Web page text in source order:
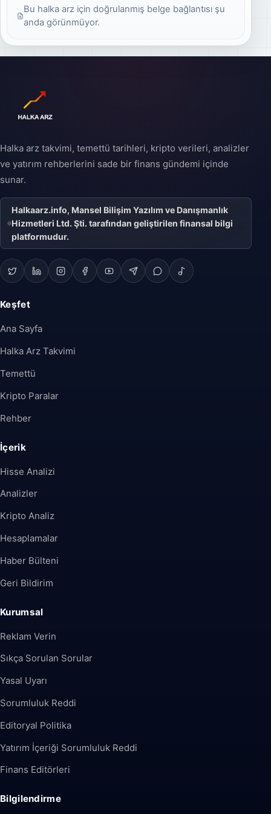
arzda kaç lot
edilen hisse senetleri,
Bu halka arz için doğrulanmış belge bağlantısı şu
anda görünmüyor.
Halka arz takvimi, temettü tarihleri, kripto verileri, analizler
ve yatırım rehberlerini sade bir finans gündemi içinde
sunar.
Halkaarz.info, Mansel Bilişim Yazılım ve Danışmanlık
Hizmetleri Ltd. Şti. tarafından geliştirilen finansal bilgi
platformudur.
Keşfet
Ana Sayfa
Halka Arz Takvimi
Temettü
Kripto Paralar
Rehber
İçerik
Hisse Analizi
Analizler
Kripto Analiz
Hesaplamalar
Haber Bülteni
Geri Bildirim
Kurumsal
Reklam Verin
Sıkça Sorulan Sorular
Yasal Uyarı
Sorumluluk Reddi
Editoryal Politika
Yatırım İçeriği Sorumluluk Reddi
Finans Editörleri
Bilgilendirme